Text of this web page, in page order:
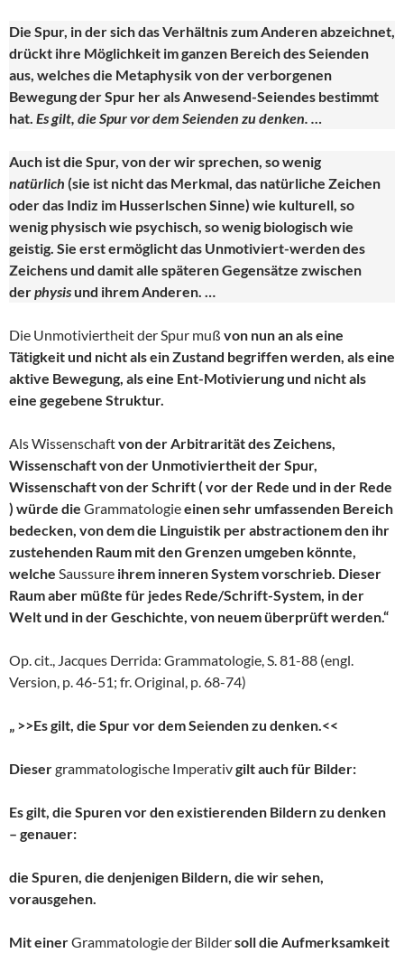
Die Spur, in der sich das Verhältnis zum Anderen abzeichnet,
drückt ihre Möglichkeit im ganzen Bereich des Seienden
aus, welches die Metaphysik von der verborgenen
Bewegung der Spur her als Anwesend-Seiendes bestimmt
hat. Es gilt, die Spur vor dem Seienden zu denken. …
Auch ist die Spur, von der wir sprechen, so wenig
natürlich (sie ist nicht das Merkmal, das natürliche Zeichen
oder das Indiz im Husserlschen Sinne) wie kulturell, so
wenig physisch wie psychisch, so wenig biologisch wie
geistig. Sie erst ermöglicht das Unmotiviert-werden des
Zeichens und damit alle späteren Gegensätze zwischen
derphysis und ihrem Anderen. …
Die Unmotiviertheit der Spur muß von nun an als eine
Tätigkeit und nicht als ein Zustand begriffen werden, als eine
aktive Bewegung, als eine Ent-Motivierung und nicht als
eine gegebene Struktur.
Als Wissenschaftvon der Arbitrarität des Zeichens,
Wissenschaft von der Unmotiviertheit der Spur,
Wissenschaft von der Schrift ( vor der Rede und in der Rede
) würde die Grammatologieeinen sehr umfassenden Bereich
bedecken, von dem die Linguistik per abstractionem den ihr
zustehenden Raum mit den Grenzen umgeben könnte,
welche Saussure ihrem inneren System vorschrieb. Dieser
Raum aber müßte für jedes Rede/Schrift-System, in der
Welt und in der Geschichte, von neuem überprüft werden.“
Op. cit., Jacques Derrida: Grammatologie, S. 81-88 (engl.
Version, p. 46-51; fr. Original, p. 68-74)
„ >>Es gilt, die Spur vor dem Seienden zu denken.<<
Diesergrammatologische Imperativgilt auch für Bilder:
Es gilt, die Spuren vor den existierenden Bildern zu denken
– genauer:
die Spuren, die denjenigen Bildern, die wir sehen,
vorausgehen.
Mit einerGrammatologie der Bildersoll die Aufmerksamkeit